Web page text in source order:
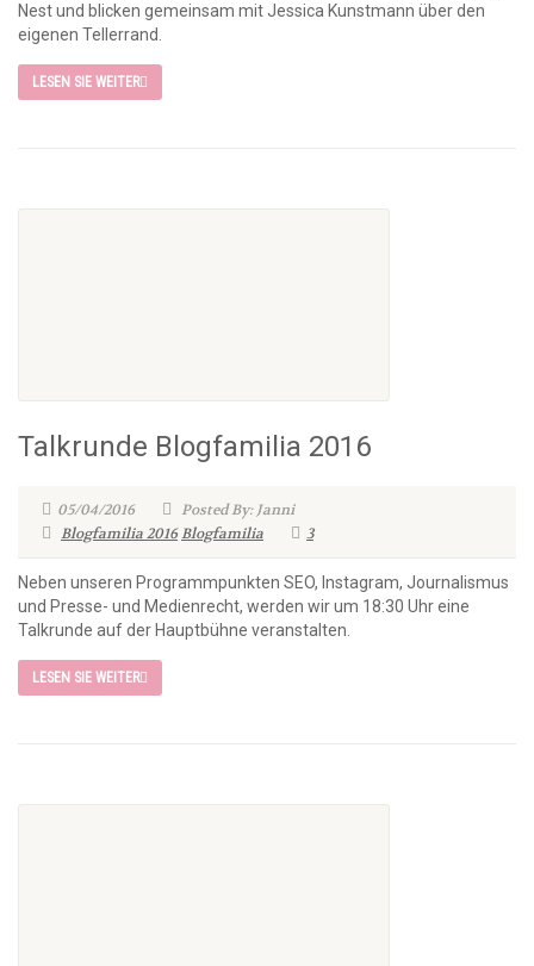
Nest und blicken gemeinsam mit Jessica Kunstmann über den
eigenen Tellerrand.
LESEN SIE WEITER
Talkrunde Blogfamilia 2016
05/04/2016
Posted By: Janni
Blogfamilia 2016Blogfamilia 3
Neben unseren Programmpunkten SEO, Instagram, Journalismus
und Presse- und Medienrecht, werden wir um 18:30 Uhr eine
Talkrunde auf der Hauptbühne veranstalten.
LESEN SIE WEITER